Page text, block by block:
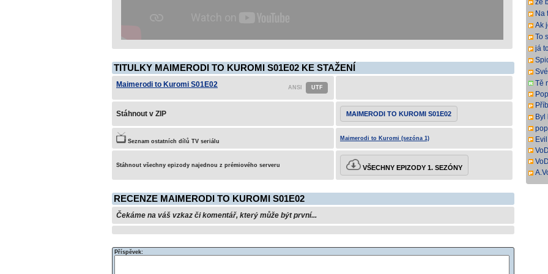
TITULKY MAIMERODI TO KUROMI S01E02 KE STAŽENÍ
Maimerodi to Kuromi S01E02
Stáhnout v ZIP MAIMERODI TO KUROMI S01E02
Seznam ostatních dílů TV seriálu Maimerodi to Kuromi (sezóna 1)
Stáhnout všechny epizody najednou z prémiového serveru VŠECHNY EPIZODY 1. SEZÓNY
RECENZE MAIMERODI TO KUROMI S01E02
Čekáme na váš vzkaz či komentář, který může být první...
Příspěvek:
že
Na
Ak
To
já
Tě